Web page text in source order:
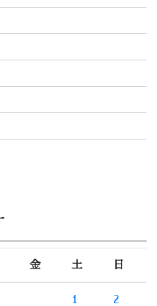
金 土 日
1 2